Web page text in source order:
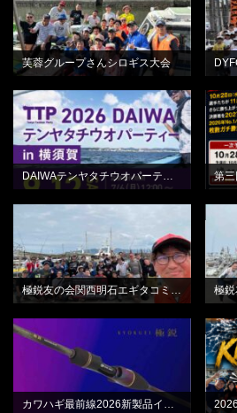
芙蓉グループさんシロギス大会
BLOG
DAIWAテンヤタチウオパーティーin横須賀
BLOG
極鋭友の会関西明石エギタコミーティング最終日
BLOG
カワハギ最前線2026新製品インプレッション動画
BLOG